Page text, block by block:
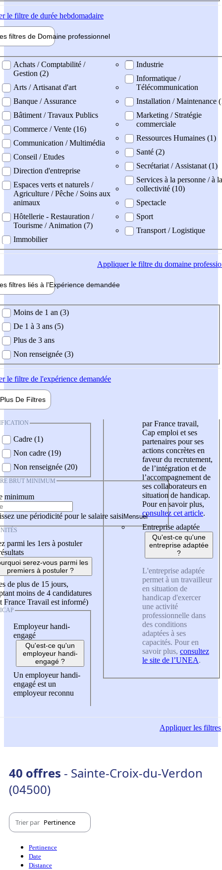
le filtre de durée hebdomadaire
filtres de Domaine professionnel
professionel
Achats / Comptabilité /
Gestion (2)
Arts / Artisanat d'art
Banque / Assurance
Bâtiment / Travaux Publics
Commerce / Vente (16)
Communication / Multimédia
Conseil / Etudes
Direction d'entreprise
Espaces verts et naturels /
Agriculture / Pêche / Soins aux
animaux
Hôtellerie - Restauration /
Tourisme / Animation (7)
Immobilier
Industrie
Informatique /
Télécommunication
Installation / Maintenance
Marketing / Stratégie
commerciale
Ressources Humaines (1)
Santé (2)
Secrétariat / Assistanat (1)
Services à la personne / à la
collectivité (10)
Spectacle
Sport
Transport / Logistique
Appliquerle filtre du domaine
filtres liés à l'Expérience demandée
demandée
Moins de 1 an (3)
De 1 à 3 ans (5)
Plus de 3 ans
Non renseignée (3)
le filtre de l'expérience demandée
Plus De Filtres
Cadre (1)
Non cadre (19)
Non renseignée (20)
BRUT MINIMUM
minimum
une périodicité pour le salaire saisi
parmi les 1ers à postuler
serez-vous parmi les
premiers à postuler ?
de plus de 15 jours,
moins de 4 candidatures
France Travail est informé)
Employeur handi-
engagé
Qu'est-ce qu'un
employeur handi-
engagé ?
Un employeur handi-
engagé est un
employeur reconnu
par France travail,
Cap emploi et ses
partenaires pour ses
actions concrètes en
faveur du recrutement,
de l’intégration et de
l’accompagnement de
ses collaborateurs en
situation de handicap.
Pour en savoir plus,
consultez cet article.
Entreprise adaptée
Qu'est-ce qu'une
entreprise adaptée
?
L'entreprise adaptée
permet à un travailleur
en situation de
handicap d'exercer
une activité
professionnelle dans
des conditions
adaptées à ses
capacités. Pour en
savoir plus, consultez
le site de l’UNEA.
Appliquerles filtres
40 offres - Sainte-Croix-du-Verdon
(04500)
Trier par Pertinence
Pertinence
Date
Distance